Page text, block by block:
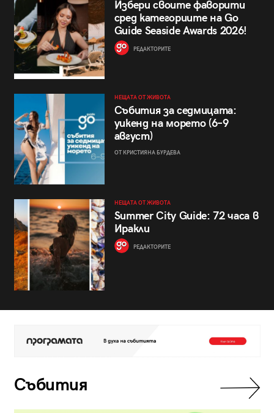
Избери своите фаворити
сред категориите на Go
Guide Seaside Awards 2026!
РЕДАКТОРИТЕ
НЕЩАТА ОТ ЖИВОТА
Събития за седмицата:
уикенд на морето (6–9
август)
ОТ КРИСТИЯНА БУРДЕВА
НЕЩАТА ОТ ЖИВОТА
Summer City Guide: 72 часа в
Иракли
РЕДАКТОРИТЕ
Събития